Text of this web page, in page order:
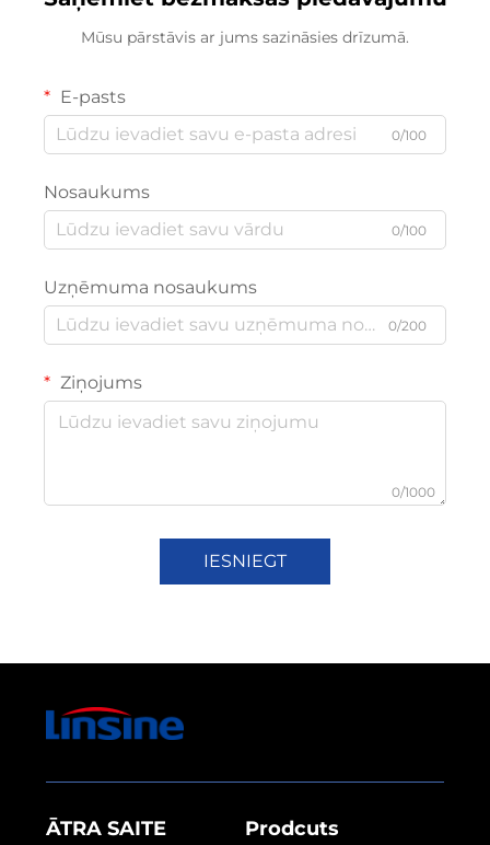
Mūsu pārstāvis ar jums sazināsies drīzumā.
E-pasts
0/100
Nosaukums
0/100
Uzņēmuma nosaukums
0/200
Ziņojums
0/1000
IESNIEGT
ĀTRA SAITE Prodcuts